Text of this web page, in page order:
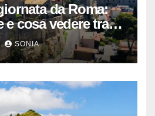
da Roma:
e cosa vedere tra
museo e
SONIA